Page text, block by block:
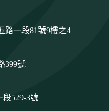
路一段81號9樓之4
399號
529-3號